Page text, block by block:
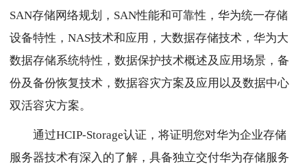
SAN存储网络规划，SAN性能和可靠性，华为统一存储
设备特性，NAS技术和应用，大数据存储技术，华为大
数据存储系统特性，数据保护技术概述及应用场景，备
份及备份恢复技术，数据容灾方案及应用以及数据中心
双活容灾方案。
通过HCIP-Storage认证，将证明您对华为企业存储
服务器技术有深入的了解，具备独立交付华为存储服务